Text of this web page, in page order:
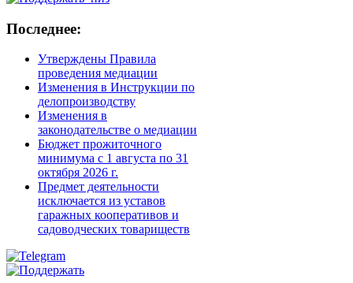
Последнее:
Утверждены Правила
проведения медиации
Изменения в Инструкции по
делопроизводству
Изменения в
законодательстве о медиации
Бюджет прожиточного
минимума с 1 августа по 31
октября 2026 г.
Предмет деятельности
исключается из уставов
гаражных кооперативов и
садоводческих товариществ